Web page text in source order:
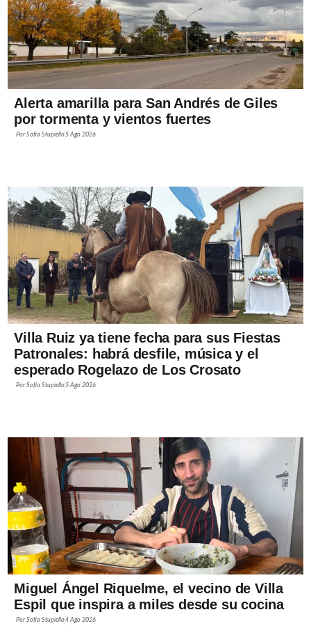
Alerta amarilla para San Andrés de Giles
por tormenta y vientos fuertes
PorSofía Stupiello5 Ago 2026
Villa Ruiz ya tiene fecha para sus Fiestas
Patronales: habrá desfile, música y el
esperado Rogelazo de Los Crosato
PorSofía Stupiello5 Ago 2026
Miguel Ángel Riquelme, el vecino de Villa
Espil que inspira a miles desde su cocina
PorSofía Stupiello4 Ago 2026